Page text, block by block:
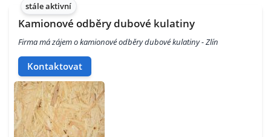
stále aktivní
Kamionové odběry dubové kulatiny
Firma má zájem o kamionové odběry dubové kulatiny - Zlín
Kontaktovat